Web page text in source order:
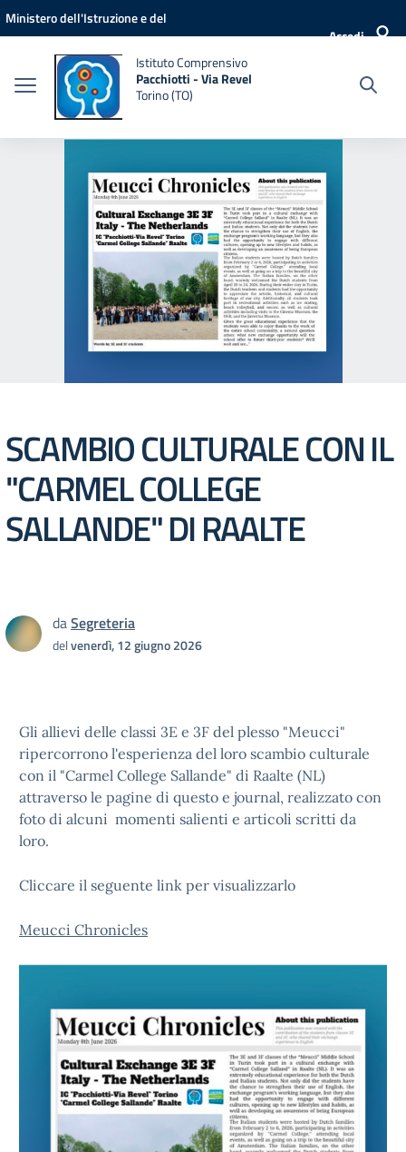
Vai ai contenuti
Vai al menu di navigazione
Vai al footer
Ministero dell'Istruzione e del
Accedi
Istituto Comprensivo
Pacchiotti - Via Revel
Torino (TO)
SCAMBIO CULTURALE CON IL
"CARMEL COLLEGE
SALLANDE" DI RAALTE
daSegreteria
delvenerdì, 12 giugno 2026
Gli allievi delle classi 3E e 3F del plesso "Meucci"
ripercorrono l'esperienza del loro scambio culturale
con il "Carmel College Sallande" di Raalte (NL)
attraverso le pagine di questo e journal, realizzato con
foto di alcuni momenti salienti e articoli scritti da
loro.
Cliccare il seguente link per visualizzarlo
Meucci Chronicles